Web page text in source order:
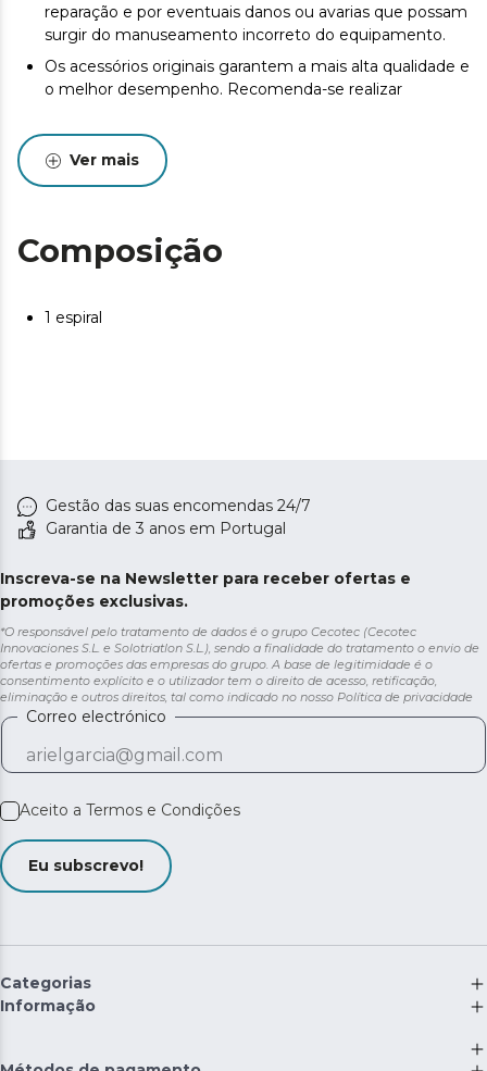
reparação e por eventuais danos ou avarias que possam
surgir do manuseamento incorreto do equipamento.
Os acessórios originais garantem a mais alta qualidade e
o melhor desempenho. Recomenda-se realizar
Ver mais
Composição
1 espiral
Gestão das suas encomendas 24/7
Garantia de 3 anos em Portugal
Inscreva-se na Newsletter para receber ofertas e
promoções exclusivas.
*O responsável pelo tratamento de dados é o grupo Cecotec (Cecotec
Innovaciones S.L. e Solotriatlon S.L.), sendo a finalidade do tratamento o envio de
ofertas e promoções das empresas do grupo. A base de legitimidade é o
consentimento explícito e o utilizador tem o direito de acesso, retificação,
eliminação e outros direitos, tal como indicado no nosso Política de privacidade
Correo electrónico
Aceito a Termos e Condições
Eu subscrevo!
Categorias
Informação